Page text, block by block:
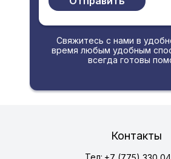
Свяжитесь с нами в
время любым удобным
всегда готовы
Тел:
Контакты